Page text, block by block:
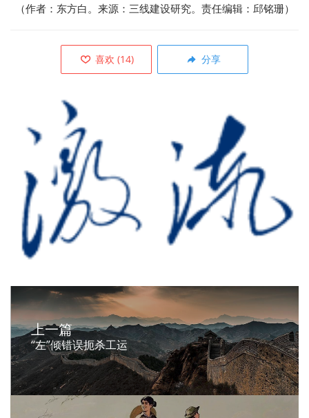
（作者： 东方白 。来源： 三线建设研究。责任编辑：邱铭珊）
喜欢 (14) 分享
上一篇
“左”倾错误扼杀工运